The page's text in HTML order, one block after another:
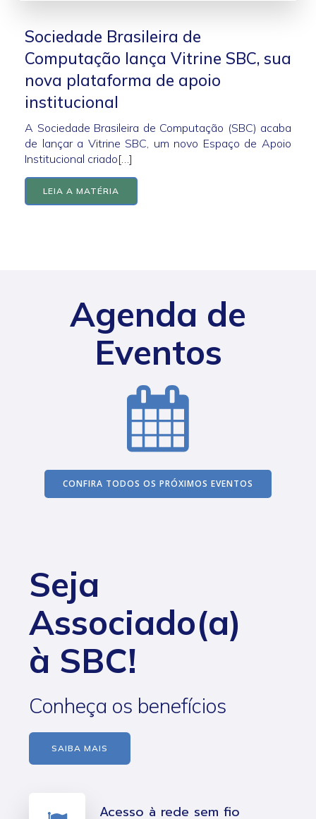
Sociedade Brasileira de
Computação lança Vitrine SBC, sua
nova plataforma de apoio
institucional
A Sociedade Brasileira de Computação (SBC) acaba
de lançar a Vitrine SBC, um novo Espaço de Apoio
Institucional criado[…]
LEIA A MATÉRIA
Agenda de
Eventos
CONFIRA TODOS OS PRÓXIMOS EVENTOS
Seja
Associado(a)
à SBC!
Conheça os benefícios
SAIBA MAIS
Acesso à rede sem fio